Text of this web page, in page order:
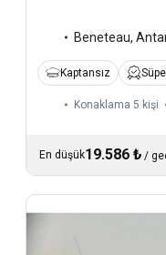
Beneteau,
Kaptansız
Konaklama 5 kişi
En düşük19.586 ₺ /